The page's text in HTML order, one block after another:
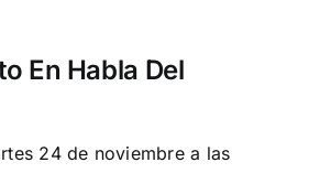
En Habla Del
24 de noviembre a las